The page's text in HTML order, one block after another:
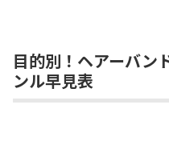
目的別！ヘアーバン
ンル早見表